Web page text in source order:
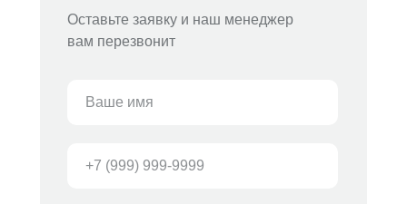
Оставьте заявку и наш менеджер
вам перезвонит